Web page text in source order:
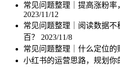
常见问题整理｜提高涨粉率
2023/11/12
常见问题整理｜阅读数据
百？ 2023/11/8
常见问题整理｜什么定位的
小红书的运营思路，规划你